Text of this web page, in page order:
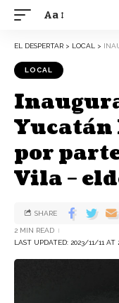
Aa
EL DESPERTAR > LOCAL >
LOCAL
por
Vila –
LAST UPDATED: 2023/11/11 AT
2 MIN READ
SHARE